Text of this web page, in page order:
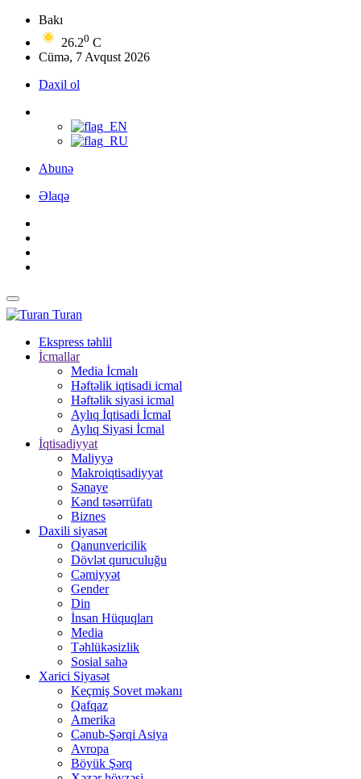
Bakı
26.20 C
Cümə, 7 Avqust 2026
Daxil ol
Abunə
Əlaqə
Turan
Ekspress təhlil
İcmallar
Media İcmalı
Həftəlik iqtisadi icmal
Həftəlik siyasi icmal
Aylıq İqtisadi İcmal
Aylıq Siyasi İcmal
İqtisadiyyat
Maliyyə
Makroiqtisadiyyat
Sənaye
Kənd təsərrüfatı
Biznes
Daxili siyasət
Qanunvericilik
Dövlət quruculuğu
Cəmiyyət
Gender
Din
İnsan Hüquqları
Media
Təhlükəsizlik
Sosial sahə
Xarici Siyasət
Keçmiş Sovet məkanı
Qafqaz
Amerika
Cənub-Şərqi Asiya
Avropa
Böyük Şərq